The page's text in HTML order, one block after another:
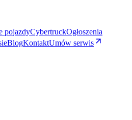
pojazdyCybertruckOgłoszenia
BlogKontaktUmów serwis